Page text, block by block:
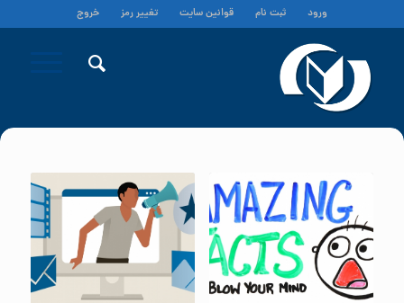
ورود ثبت نام قوانین سایت تغییر رمز خروج